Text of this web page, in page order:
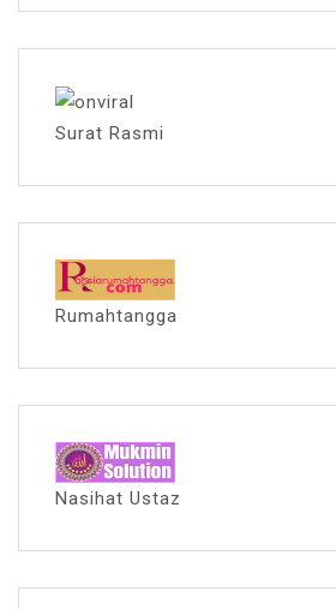
Surat Rasmi
Rumahtangga
Nasihat Ustaz